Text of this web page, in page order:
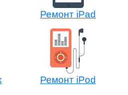
Ремонт iPad
Ремонт iPod